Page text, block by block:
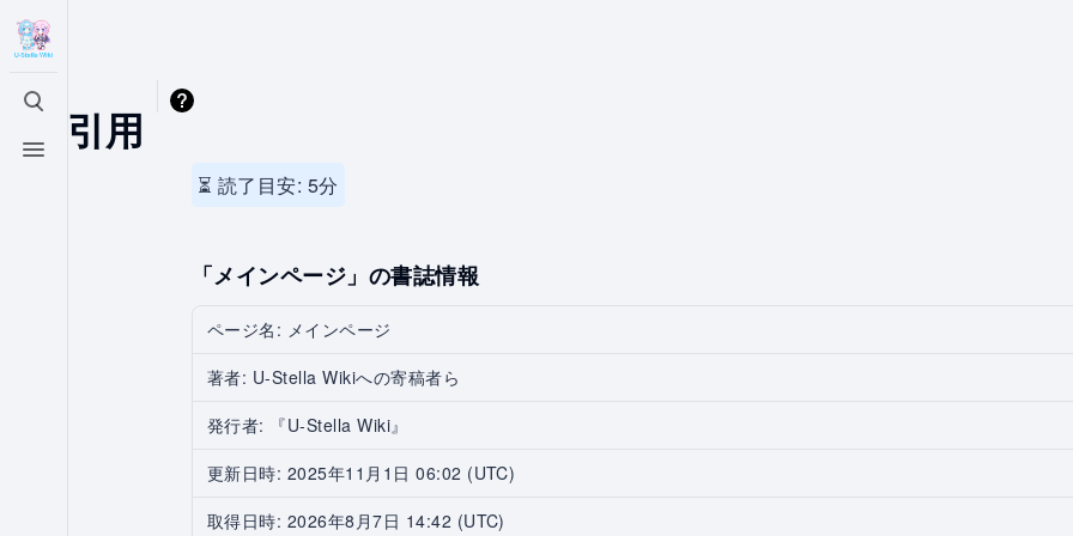
検索を切り替える
メニューを切り替える
引用
⏳ 読了目安: 5分
「メインページ」の書誌情報
ページ名: メインページ
著者: U-Stella Wikiへの寄稿者ら
発行者: 『U-Stella Wiki』
更新日時: 2025年11月1日 06:02 (UTC)
取得日時: 2026年8月7日 14:42 (UTC)